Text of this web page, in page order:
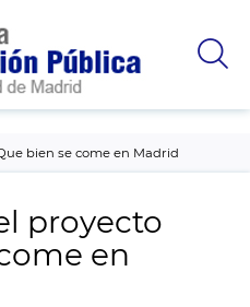
bien se come en Madrid
proyecto
en